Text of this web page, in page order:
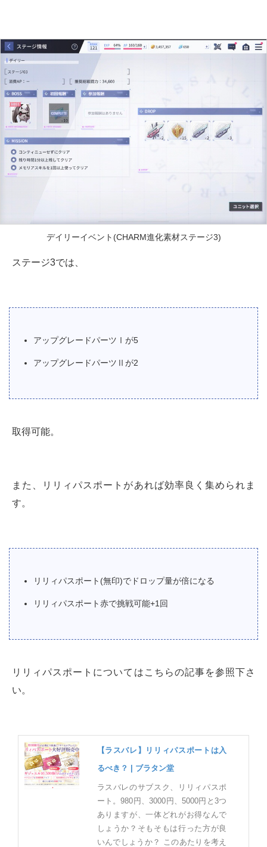
デイリーイベント(CHARM進化素材ステージ3)
ステージ3では、
アップグレードパーツⅠが5
アップグレードパーツⅡが2
取得可能。
また、リリィパスポートがあれば効率良く集められま
す。
リリィパスポート(無印)でドロップ量が倍になる
リリィパスポート赤で挑戦可能+1回
リリィパスポートについてはこちらの記事を参照下さ
い。
【ラスバレ】リリィパスポートは入
るべき？ | ブラタン堂
ラスバレのサブスク、リリィパスポ
ート。980円、3000円、5000円と3つ
ありますが、一体どれがお得なんで
しょうか？そもそもは行った方が良
いんでしょうか？ このあたりを考え